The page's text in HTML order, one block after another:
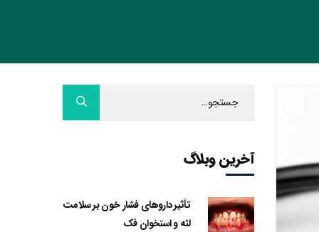
آخرین وبلاگ
تأثیر داروهای فشار خون بر سلامت
لثه و استخوان فک